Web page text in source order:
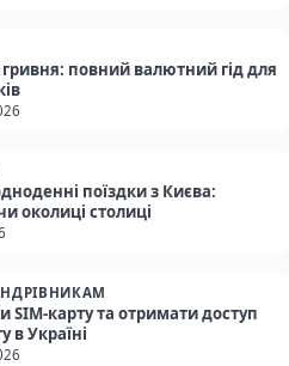
гривня: повний валютний гід для
поїздки з Києва:
околиці столиці
SIM-карту та отримати доступ
в Україні